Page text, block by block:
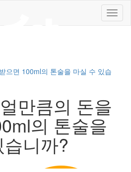
メ
ニ
으면 100ml의 톤술을 마실 수 있습
만큼의 돈을
의 톤술을
니까?